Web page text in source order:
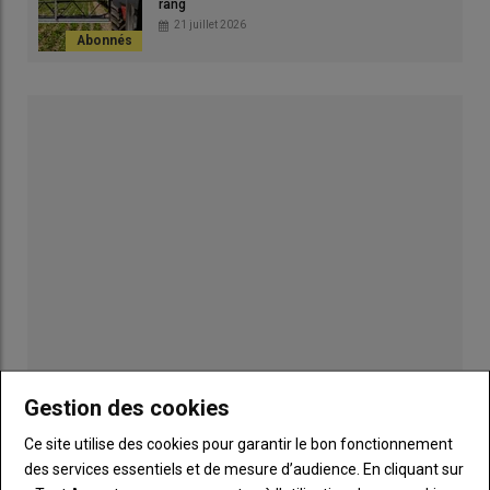
rang
21 juillet 2026
INSCRIPTION NEWSLETTER
Gestion des cookies
Ce site utilise des cookies pour garantir le bon fonctionnement
des services essentiels et de mesure d’audience. En cliquant sur